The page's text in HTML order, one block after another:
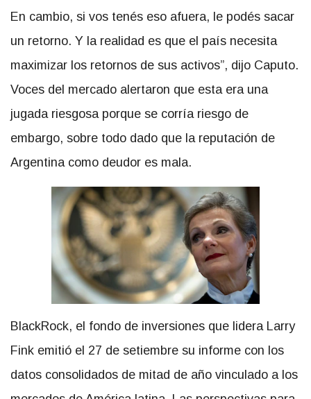
En cambio, si vos tenés eso afuera, le podés sacar
un retorno. Y la realidad es que el país necesita
maximizar los retornos de sus activos”, dijo Caputo.
Voces del mercado alertaron que esta era una
jugada riesgosa porque se corría riesgo de
embargo, sobre todo dado que la reputación de
Argentina como deudor es mala.
BlackRock, el fondo de inversiones que lidera Larry
Fink emitió el 27 de setiembre su informe con los
datos consolidados de mitad de año vinculado a los